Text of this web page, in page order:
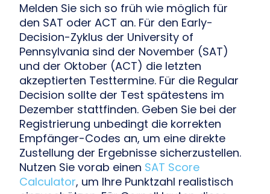
Melden Sie sich so früh wie möglich für
den SAT oder ACT an. Für den Early-
Decision-Zyklus der University of
Pennsylvania sind der November (SAT)
und der Oktober (ACT) die letzten
akzeptierten Testtermine. Für die Regular
Decision sollte der Test spätestens im
Dezember stattfinden. Geben Sie bei der
Registrierung unbedingt die korrekten
Empfänger-Codes an, um eine direkte
Zustellung der Ergebnisse sicherzustellen.
Nutzen Sie vorab einen SAT Score
Calculator, um Ihre Punktzahl realistisch